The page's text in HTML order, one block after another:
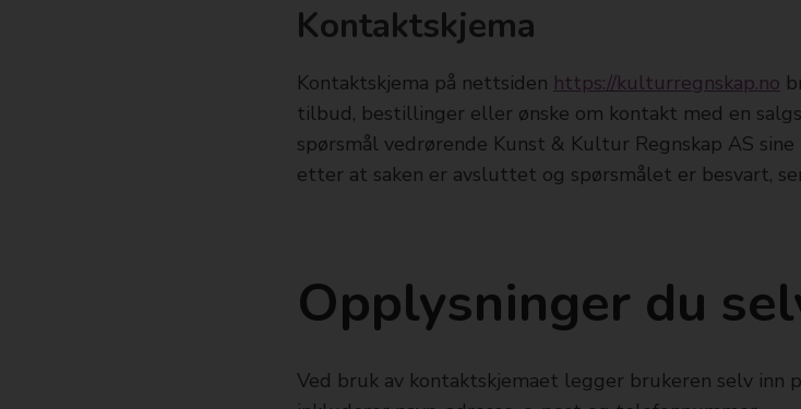
Kontaktskjema
Kontaktskjema på nettsiden https://kulturregnskap.no
tilbud, bestillinger eller ønske om kontakt med en
spørsmål vedrørende Kunst & Kultur Regnskap AS
etter at saken er avsluttet og spørsmålet er besvart,
Opplysninger du
Ved bruk av kontaktskjemaet legger brukeren selv inn